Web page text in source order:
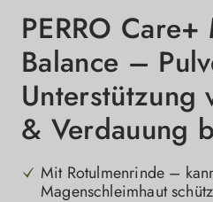
PERRO Care+
Balance –
Unterstützung
& Verdauung
Mit Rotulmenrinde –
Magenschleimhaut